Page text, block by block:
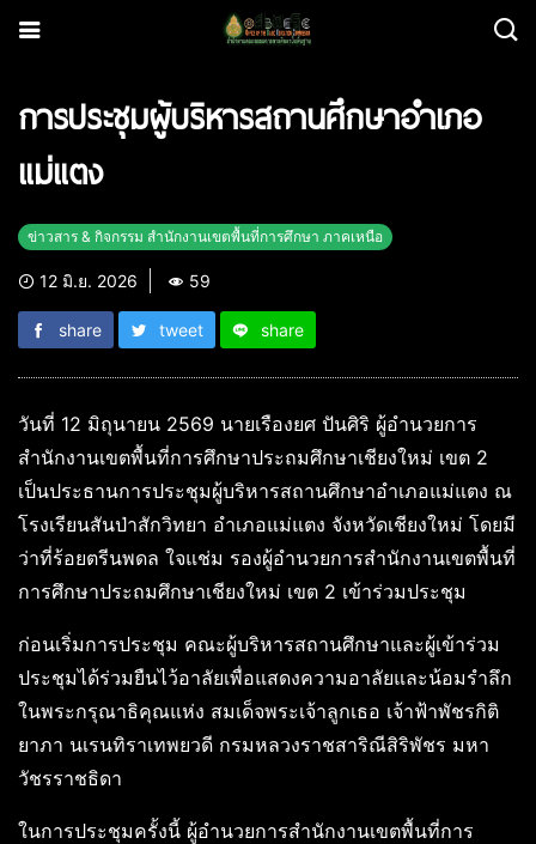
การประชุมผู้บริหารสถานศึกษาอำเภอ
แม่แตง
ข่าวสาร & กิจกรรม สำนักงานเขตพื้นที่การศึกษา ภาคเหนือ
12 มิ.ย. 2026 59
share tweet share
วันที่ 12 มิถุนายน 2569 นายเรืองยศ ปันศิริ ผู้อำนวยการ
สำนักงานเขตพื้นที่การศึกษาประถมศึกษาเชียงใหม่ เขต 2
เป็นประธานการประชุมผู้บริหารสถานศึกษาอำเภอแม่แตง ณ
โรงเรียนสันป่าสักวิทยา อำเภอแม่แตง จังหวัดเชียงใหม่ โดยมี
ว่าที่ร้อยตรีนพดล ใจแช่ม รองผู้อำนวยการสำนักงานเขตพื้นที่
การศึกษาประถมศึกษาเชียงใหม่ เขต 2 เข้าร่วมประชุม
ก่อนเริ่มการประชุม คณะผู้บริหารสถานศึกษาและผู้เข้าร่วม
ประชุมได้ร่วมยืนไว้อาลัยเพื่อแสดงความอาลัยและน้อมรำลึก
ในพระกรุณาธิคุณแห่ง สมเด็จพระเจ้าลูกเธอ เจ้าฟ้าพัชรกิติ
ยาภา นเรนทิราเทพยวดี กรมหลวงราชสาริณีสิริพัชร มหา
วัชรราชธิดา
ในการประชุมครั้งนี้ ผู้อำนวยการสำนักงานเขตพื้นที่การ